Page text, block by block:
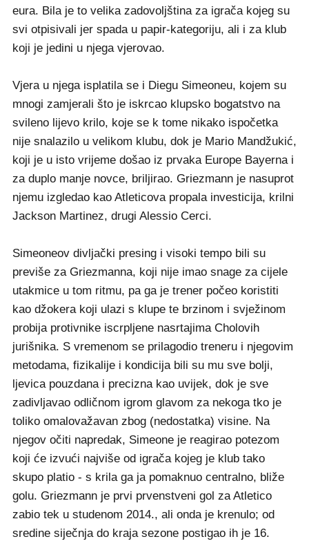
eura. Bila je to velika zadovoljština za igrača kojeg su
svi otpisivali jer spada u papir-kategoriju, ali i za klub
koji je jedini u njega vjerovao.
Vjera u njega isplatila se i Diegu Simeoneu, kojem su
mnogi zamjerali što je iskrcao klupsko bogatstvo na
svileno lijevo krilo, koje se k tome nikako ispočetka
nije snalazilo u velikom klubu, dok je Mario Mandžukić,
koji je u isto vrijeme došao iz prvaka Europe Bayerna i
za duplo manje novce, briljirao. Griezmann je nasuprot
njemu izgledao kao Atleticova propala investicija, krilni
Jackson Martinez, drugi Alessio Cerci.
Simeoneov divljački presing i visoki tempo bili su
previše za Griezmanna, koji nije imao snage za cijele
utakmice u tom ritmu, pa ga je trener počeo koristiti
kao džokera koji ulazi s klupe te brzinom i svježinom
probija protivnike iscrpljene nasrtajima Cholovih
jurišnika. S vremenom se prilagodio treneru i njegovim
metodama, fizikalije i kondicija bili su mu sve bolji,
ljevica pouzdana i precizna kao uvijek, dok je sve
zadivljavao odličnom igrom glavom za nekoga tko je
toliko omalovažavan zbog (nedostatka) visine. Na
njegov očiti napredak, Simeone je reagirao potezom
koji će izvući najviše od igrača kojeg je klub tako
skupo platio - s krila ga ja pomaknuo centralno, bliže
golu. Griezmann je prvi prvenstveni gol za Atletico
zabio tek u studenom 2014., ali onda je krenulo; od
sredine siječnja do kraja sezone postigao ih je 16.